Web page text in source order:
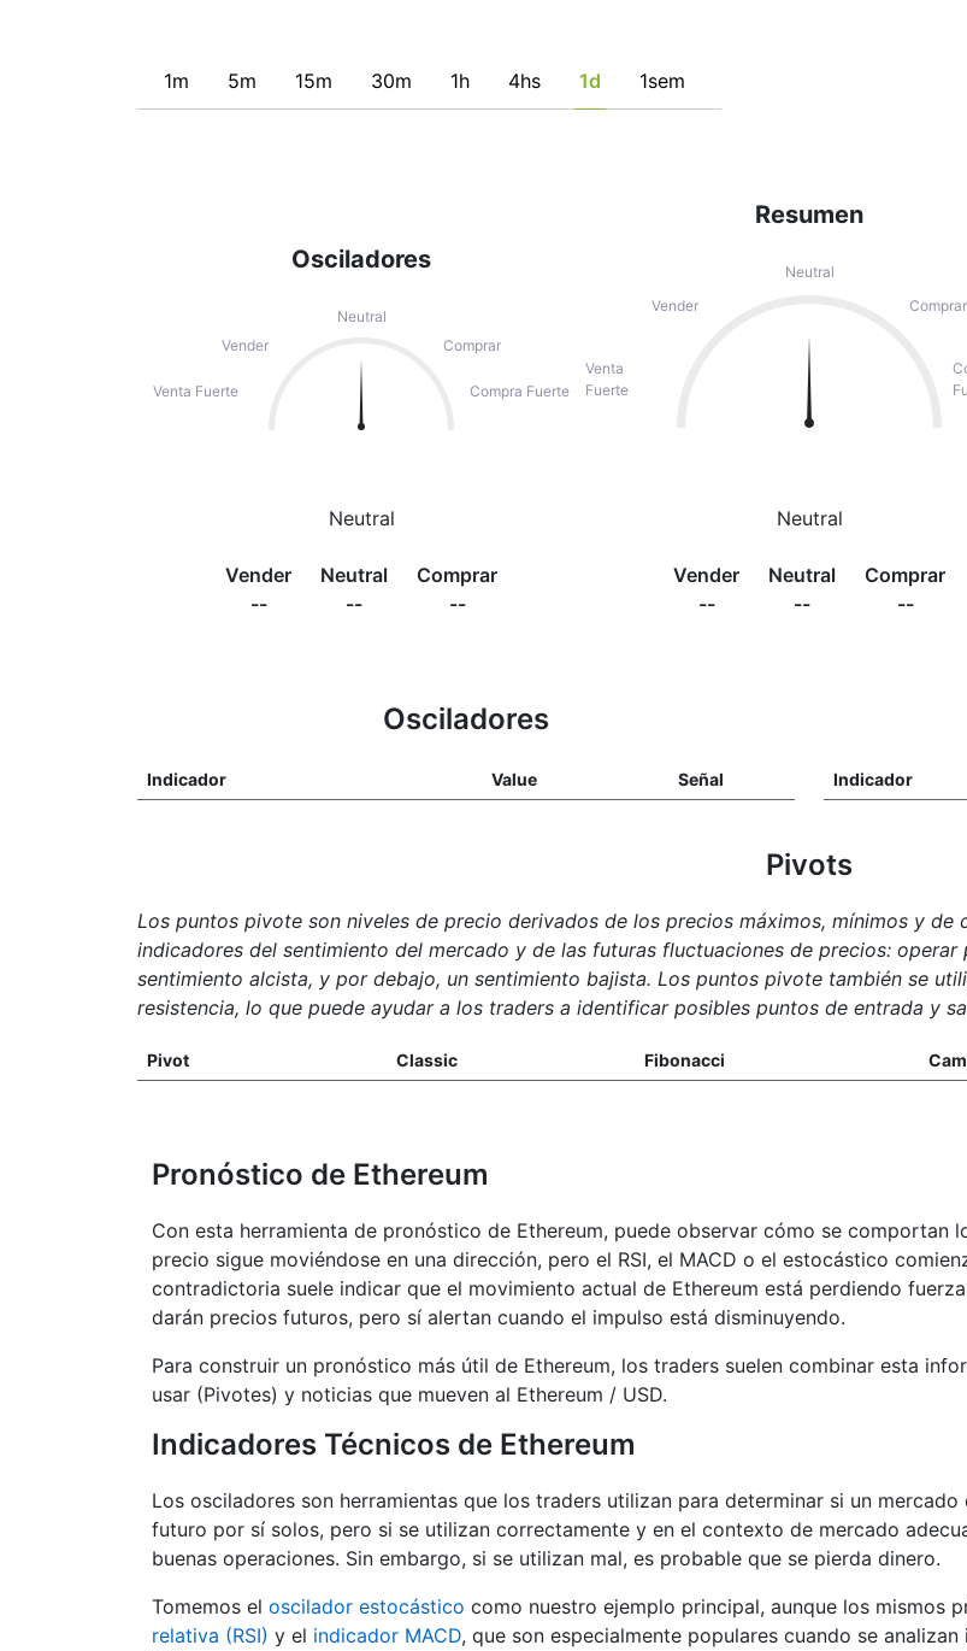
1m 5m 15m 30m 1h 4hs 1d 1sem
Osciladores
Neutral
Vender
Comprar
Venta Fuerte Compra Fuerte
Neutral
Vender
--
Neutral
--
Comprar
--
Resumen
Neutral
Vender
Comprar
Venta
Fuerte
Neutral
Vender
--
Neutral
--
Comprar
--
Osciladores
Indicador Value Señal Indicador
Pivots
Los puntos pivote son niveles de precio derivados de los precios máximos, mínimos y
indicadores del sentimiento del mercado y de las futuras fluctuaciones de precios:
sentimiento alcista, y por debajo, un sentimiento bajista. Los puntos pivote también se
resistencia, lo que puede ayudar a los traders a identificar posibles puntos de entrada y
Pivot Classic Fibonacci
Pronóstico de Ethereum
Con esta herramienta de pronóstico de Ethereum, puede observar cómo se comportan
precio sigue moviéndose en una dirección, pero el RSI, el MACD o el estocástico
contradictoria suele indicar que el movimiento actual de Ethereum está perdiendo
darán precios futuros, pero sí alertan cuando el impulso está disminuyendo.
Para construir un pronóstico más útil de Ethereum, los traders suelen combinar esta
usar (Pivotes) y noticias que mueven al Ethereum / USD.
Indicadores Técnicos de Ethereum
Los osciladores son herramientas que los traders utilizan para determinar si un
futuro por sí solos, pero si se utilizan correctamente y en el contexto de mercado
buenas operaciones. Sin embargo, si se utilizan mal, es probable que se pierda dinero.
Tomemos el oscilador estocástico como nuestro ejemplo principal, aunque los mismos
relativa (RSI) y el indicador MACD, que son especialmente populares cuando se